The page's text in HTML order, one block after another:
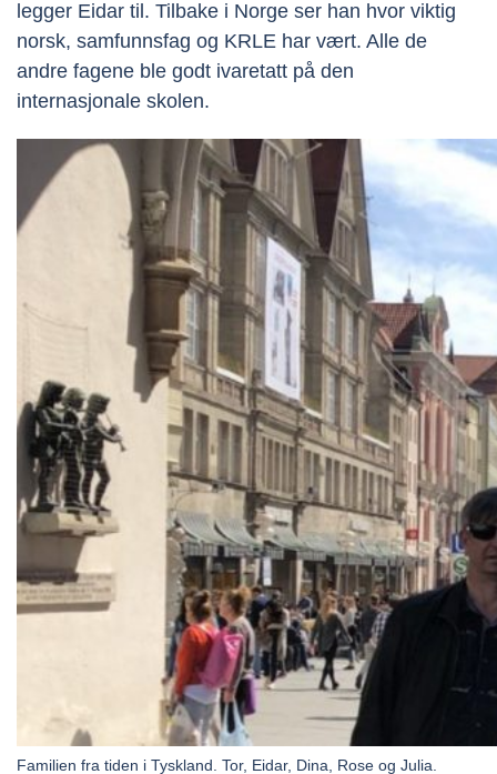
legger Eidar til. Tilbake i Norge ser han hvor viktig
norsk, samfunnsfag og KRLE har vært. Alle de
andre fagene ble godt ivaretatt på den
internasjonale skolen.
Familien fra tiden i Tyskland. Tor, Eidar, Dina, Rose og Julia.